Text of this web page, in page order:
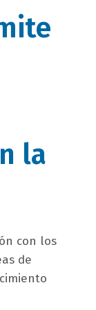
la
con los
de